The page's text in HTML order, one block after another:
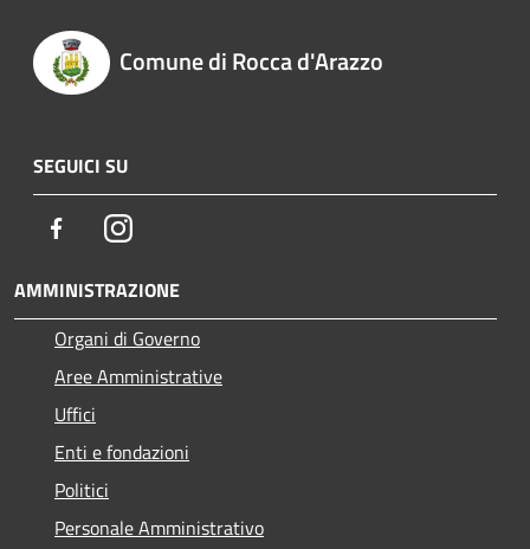
Comune di Rocca d'Arazzo
SEGUICI SU
FacebookInstagram
AMMINISTRAZIONE
Organi di Governo
Aree Amministrative
Uffici
Enti e fondazioni
Politici
Personale Amministrativo